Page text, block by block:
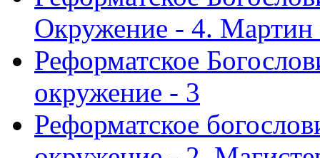
Окружение - 4.
Реформатское
окружение - 3
Реформатское